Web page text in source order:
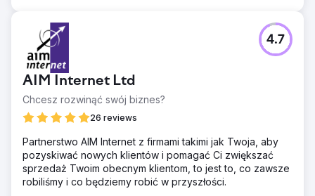
Klient uzyskał wgląd w dane sprzedażowe w czasie
rzeczywistym, co umożliwiło szybsze podejmowanie
decyzji i efektywniejsze zarządzanie wydatkami
marketingowymi, a w efekcie zapewniło stabilny wzrost.
Przejdź do strony agencji
AIM Internet Ltd
Chcesz rozwinąć swój biznes?
26 reviews
4.7
Partnerstwo AIM Internet z firmami takimi jak Twoja, aby
pozyskiwać nowych klientów i pomagać Ci zwiększać
sprzedaż Twoim obecnym klientom, to jest to, co zawsze
robiliśmy i co będziemy robić w przyszłości.